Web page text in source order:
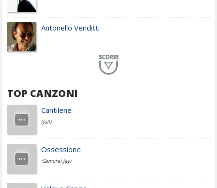
Antonello Venditti
Achille Lauro
Cesare Cremonini
Jovanotti
TOP CANZONI
Cantilene
(Juli)
Ossessione
(Samurai Jay)